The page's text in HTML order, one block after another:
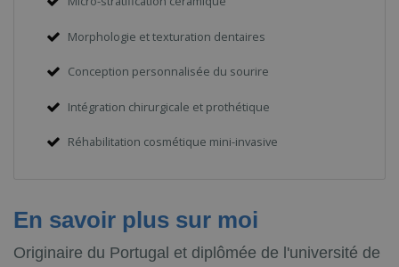
Morphologie et texturation dentaires
Conception personnalisée du sourire
Intégration chirurgicale et prothétique
Réhabilitation cosmétique mini-invasive
En savoir plus sur moi
Originaire du Portugal et diplômée de l'université de